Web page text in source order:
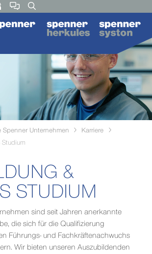
Spenner Unternehmen
Karriere
Studium
&
STUDIUM
sind seit Jahren anerkannte
die sich für die Qualifizierung
Führungs- und Fachkräftenachwuchs
Wir bieten unseren Auszubildenden